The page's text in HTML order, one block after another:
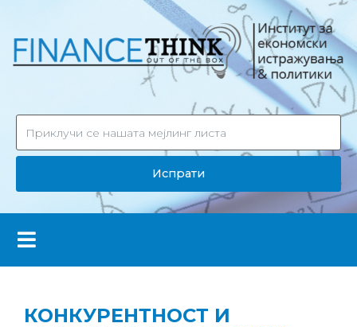
Испрати
КОНКУРЕНТНОСТ И